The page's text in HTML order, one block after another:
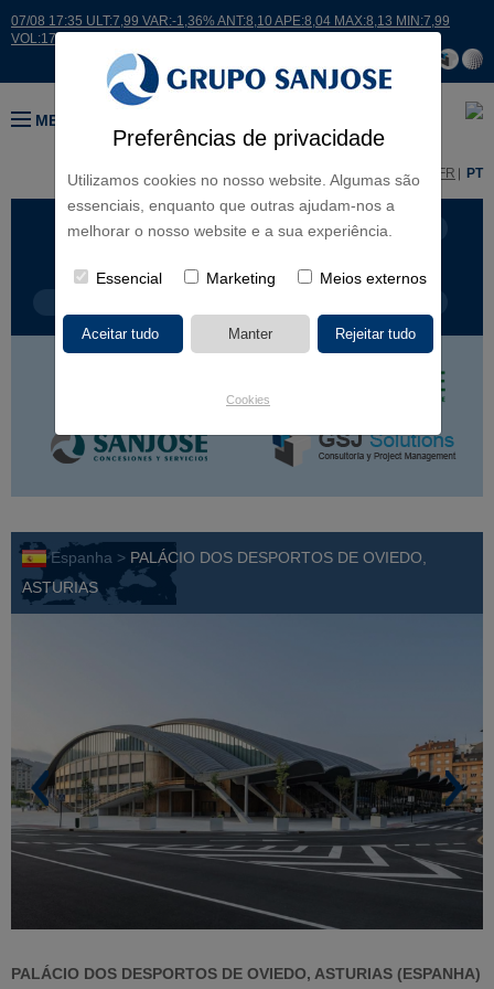
Preferências de privacidade
Utilizamos cookies no nosso website. Algumas são
essenciais, enquanto que outras ajudam-nos a
melhorar o nosso website e a sua experiência.
Essencial Marketing Meios externos
Cookies
07/08 17:35 ULT:7,99 VAR:-1,36% ANT:8,10 APE:8,04 MAX:8,13 MIN:7,99
VOL:17664
MENU
EN FR PT
LINHAS DE NEGÓCIO CONTINENTES
Espanha > PALÁCIO DOS DESPORTOS DE OVIEDO,
ASTURIAS
PALÁCIO DOS DESPORTOS DE OVIEDO, ASTURIAS (ESPANHA)